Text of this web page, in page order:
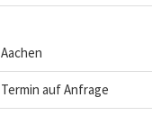
Aachen
Termin auf Anfrage